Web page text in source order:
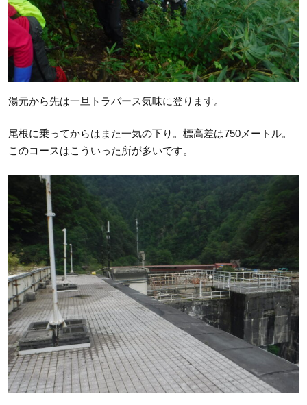
湯元から先は一旦トラバース気味に登ります。
尾根に乗ってからはまた一気の下り。標高差は750メートル。
このコースはこういった所が多いです。